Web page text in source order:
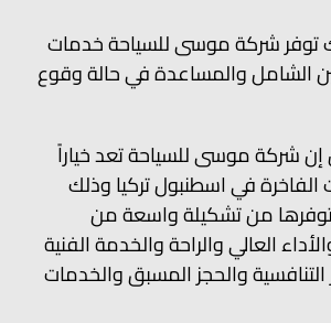
توفر شركة موسى للسياحة خدمات
الشامل والمساعدة في حالة وقوع
شركة موسى للسياحة تعد خياراً
الفاخرة في اسطنبول تركيا وذلك
توفرها من تشكيلة واسعة من
العالي والراحة والخدمة الفنية
التنافسية والحجز المسبق والخدمات